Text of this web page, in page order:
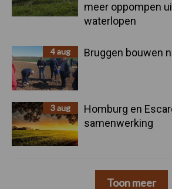
meer oppompen
waterlopen
4 aug Bruggen bouwen
3 aug
Homburg en
samenwerking
Toon meer